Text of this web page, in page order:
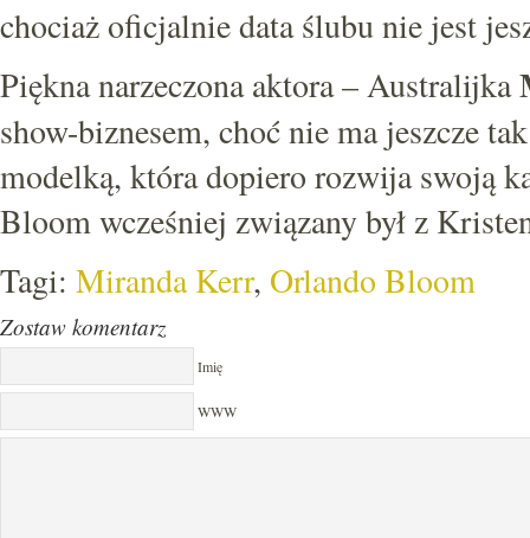
chociaż oficjalnie data ślubu nie jest
Piękna narzeczona aktora – Australijka
show-biznesem, choć nie ma jeszcze
modelką, która dopiero rozwija swoją
Bloom wcześniej związany był z
Tagi: Miranda Kerr, Orlando Bloom
Zostaw komentarz
Imię
WWW